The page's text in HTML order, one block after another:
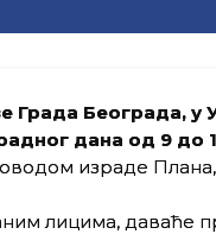
Београда, у
дана од 9 до
израде
лицима, даваће